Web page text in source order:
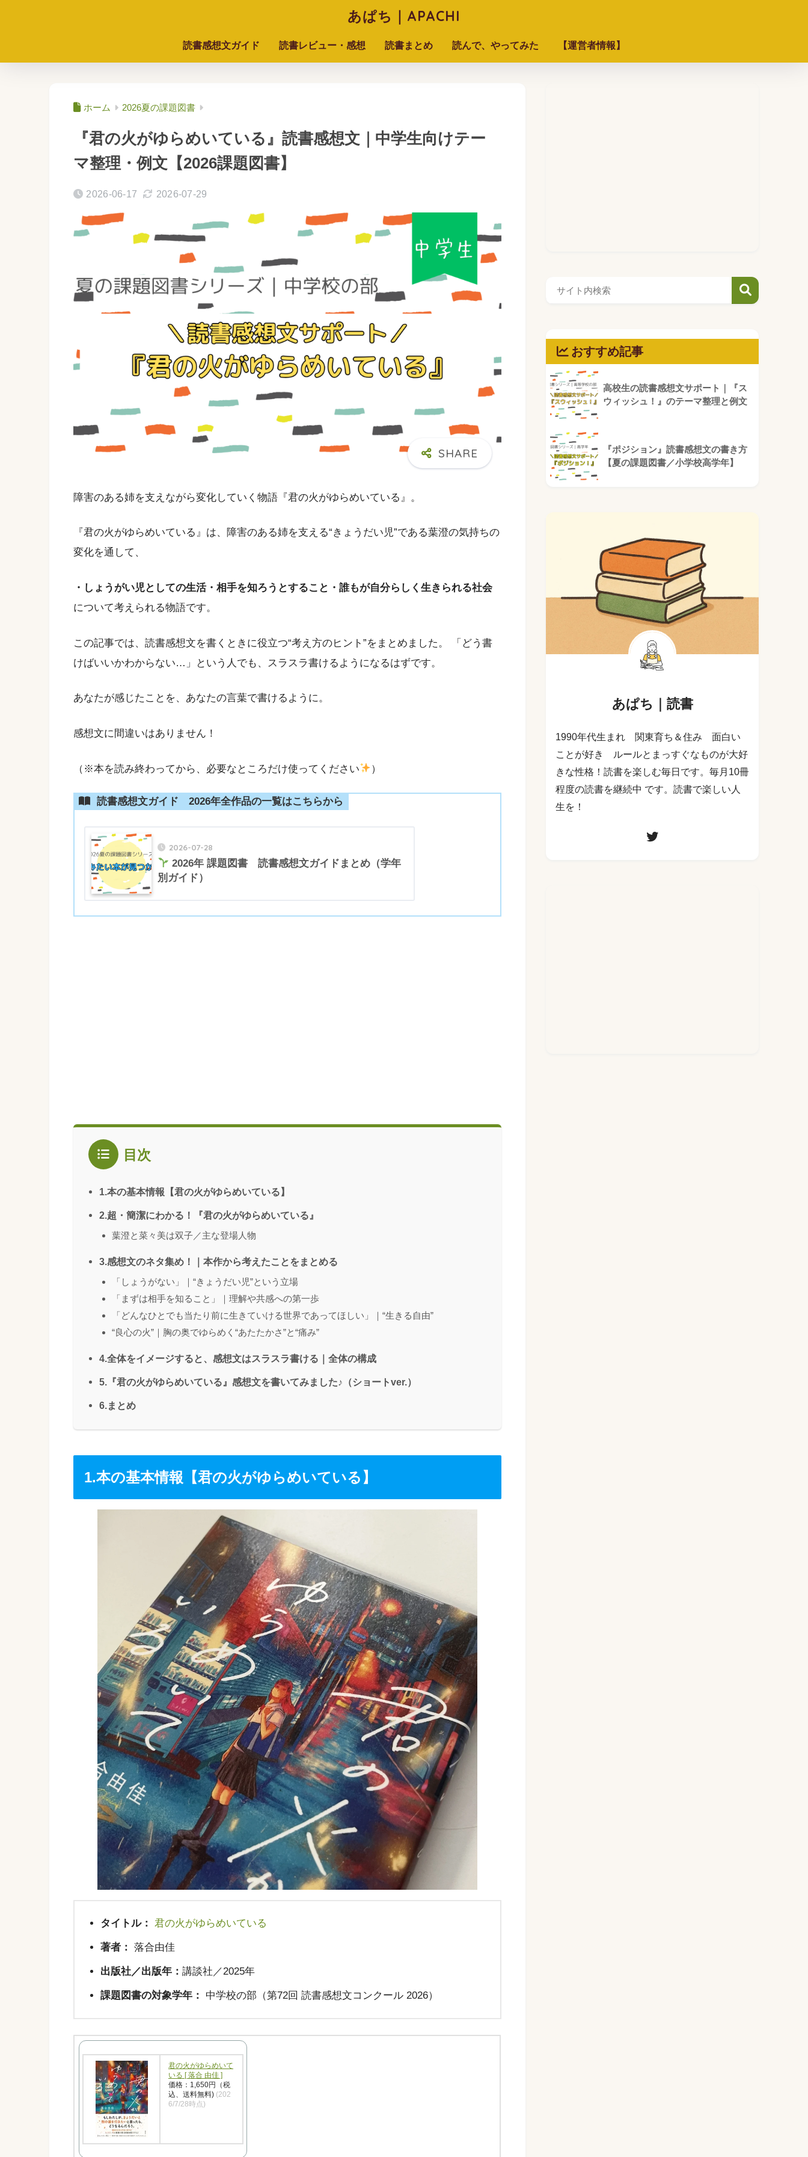
あぱち｜APACHI
読書感想文ガイド 読書レビュー・感想 読書まとめ 読んで、やってみた 【運営者情報】
ホーム 2026夏の課題図書
『君の火がゆらめいている』読書感想文｜中学生向けテー
マ整理・例文【2026課題図書】
2026-06-17 2026-07-29
障害のある姉を支えながら変化していく物語『君の火がゆらめいている』。
『君の火がゆらめいている』は、障害のある姉を支える“きょうだい児”である葉澄の気持ちの
変化を通して、
・しょうがい児としての生活・相手を知ろうとすること・誰もが自分らしく生きられる社会
について考えられる物語です。
この記事では、読書感想文を書くときに役立つ“考え方のヒント”をまとめました。 「どう書
けばいいかわからない…」という人でも、スラスラ書けるようになるはずです。
あなたが感じたことを、あなたの言葉で書けるように。
感想文に間違いはありません！
（※本を読み終わってから、必要なところだけ使ってください ）
読書感想文ガイド 2026年全作品の一覧はこちらから
2026-07-28
2026年 課題図書 読書感想文ガイドまとめ（学年
別ガイド）
目次
1.本の基本情報【君の火がゆらめいている】
2.超・簡潔にわかる！『君の火がゆらめいている』
葉澄と菜々美は双子／主な登場人物
3.感想文のネタ集め！｜本作から考えたことをまとめる
「しょうがない」｜“きょうだい児”という立場
「まずは相手を知ること」｜理解や共感への第一歩
「どんなひとでも当たり前に生きていける世界であってほしい」｜“生きる自由”
“良心の火”｜胸の奥でゆらめく“あたたかさ”と“痛み”
4.全体をイメージすると、感想文はスラスラ書ける｜全体の構成
5.『君の火がゆらめいている』感想文を書いてみました♪（ショートver.）
6.まとめ
1.本の基本情報【君の火がゆらめいている】
タイトル： 君の火がゆらめいている
著者： 落合由佳
出版社／出版年： 講談社／2025年
課題図書の対象学年： 中学校の部（第72回 読書感想文コンクール 2026）
君の火がゆらめいて
いる [ 落合 由佳 ]
価格：1,650円（税
込、送料無料) (202
6/7/28時点)
おすすめ記事
高校生の読書感想文サポート｜『ス
ウィッシュ！』のテーマ整理と例文
『ポジション』読書感想文の書き方
【夏の課題図書／小学校高学年】
あぱち｜読書
1990年代生まれ 関東育ち＆住み 面白い
ことが好き ルールとまっすぐなものが大好
きな性格！読書を楽しむ毎日です。毎月10冊
程度の読書を継続中 です。読書で楽しい人
生を！